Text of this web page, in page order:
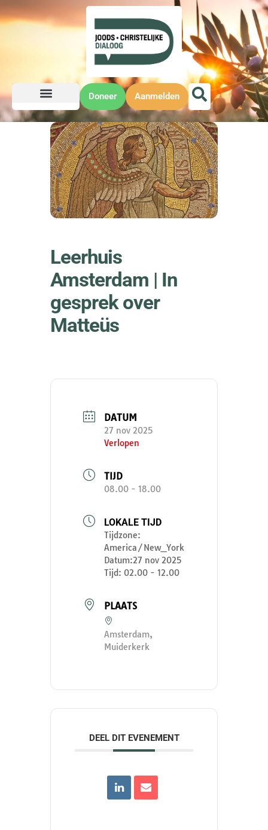
Doneer Aanmelden
Leerhuis
Amsterdam | In
gesprek over
Matteüs
DATUM
27 nov 2025
Verlopen
TIJD
08.00 - 18.00
LOKALE TIJD
Tijdzone:
America/New_York
Datum:27 nov 2025
Tijd: 02.00 - 12.00
PLAATS
Amsterdam,
Muiderkerk
DEEL DIT EVENEMENT